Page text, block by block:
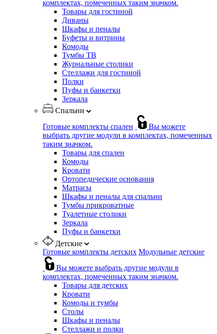
комплектах, помеченных таким значком.
Товары для гостиной
Диваны
Шкафы и пеналы
Буфеты и витрины
Комоды
Тумбы ТВ
Журнальные столики
Стеллажи для гостиной
Полки
Пуфы и банкетки
Зеркала
Спальни
Готовые комплекты спален
Вы можете
выбрать другие модули в комплектах, помеченных
таким значком.
Товары для спален
Комоды
Кровати
Ортопедические основания
Матрасы
Шкафы и пеналы для спальни
Тумбы прикроватные
Туалетные столики
Зеркала
Пуфы и банкетки
Детские
Готовые комплекты детских Модульные детские
Вы можете выбрать другие модули в
комплектах, помеченных таким значком.
Товары для детских
Кровати
Комоды и тумбы
Столы
Шкафы и пеналы
Стеллажи и полки